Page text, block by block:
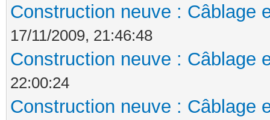
Construction neuve : Câblage
17/11/2009, 21:46:48
Construction neuve : Câblage
22:00:24
Construction neuve : Câblage